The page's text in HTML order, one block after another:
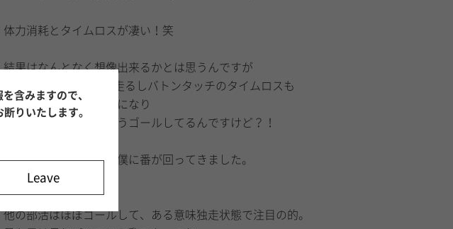
体力消耗とタイムロスが凄い！笑
結果はなんとなく想像出来るかとは思うんですが
100キロ超級の選手も走るしバトンタッチのタイムロスも
あるしでほぼ周回遅れになり
サッカー部と野球部もうゴールしてるんですけど？！
という頃にアンカーの僕に番が回ってきました。
走る距離は200m。
他の部活はほぼゴールして、ある意味独走状態で注目の的。
含みますので、
りいたします。
Leave